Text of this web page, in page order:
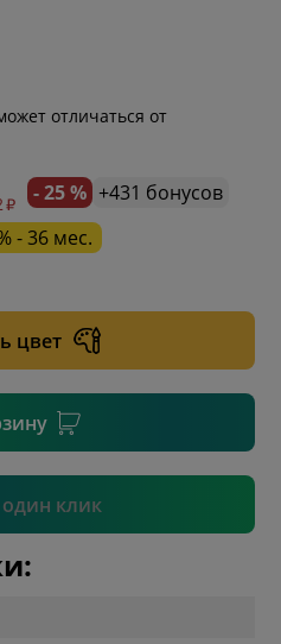
отличаться от
- 25 % +431 бонусов
- 36 мес.
цвет
один клик